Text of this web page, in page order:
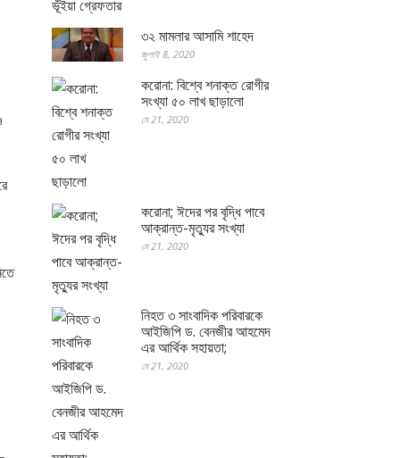
৩২ মামলার আসামি শাহেদ
জুলাই 8, 2020
করোনা: বিশ্বে শনাক্ত রোগীর
সংখ্যা ৫০ লাখ ছাড়ালো
মে 21, 2020
করোনা; ঈদের পর বৃদ্ধি পাবে
আক্রান্ত-মৃত্যুর সংখ্যা
মে 21, 2020
নিহত ৩ সাংবাদিক পরিবারকে
আইজিপি ড. বেনজীর আহমেদ
এর আর্থিক সহায়তা;
মে 21, 2020